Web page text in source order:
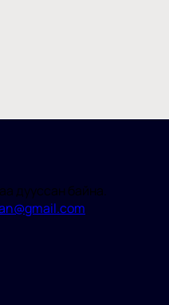
дууссан байна.